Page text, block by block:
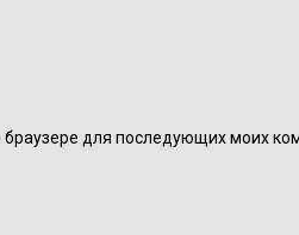
для последующих моих